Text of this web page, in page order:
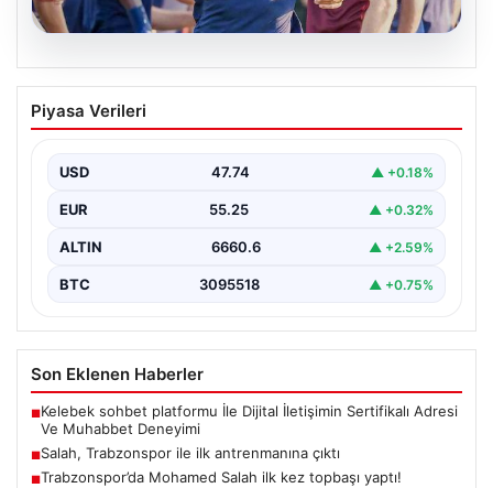
07.08.2026
Salah, Trabzonspor ile ilk antrenmanına
çıktı
Piyasa Verileri
USD 47.74 ▲ +0.18%
EUR 55.25 ▲ +0.32%
ALTIN 6660.6 ▲ +2.59%
BTC 3095518 ▲ +0.75%
Son Eklenen Haberler
■Kelebek sohbet platformu İle Dijital İletişimin Sertifikalı Adresi
Ve Muhabbet Deneyimi
■Salah, Trabzonspor ile ilk antrenmanına çıktı
■Trabzonspor’da Mohamed Salah ilk kez topbaşı yaptı!